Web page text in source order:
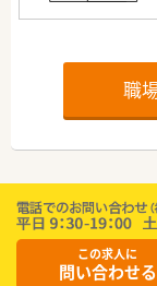
職
この求人に
問い合わせる